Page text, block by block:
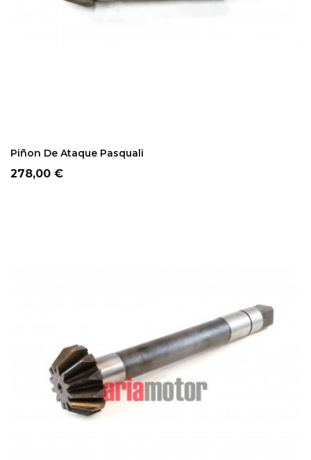
Piñon De Ataque Pasquali
Precio
278,00 €